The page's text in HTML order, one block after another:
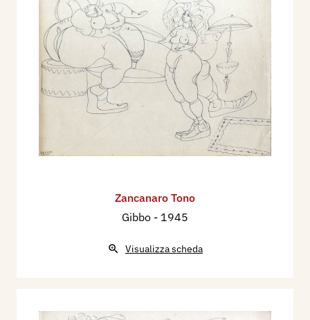
Zancanaro Tono
Gibbo - 1945
Visualizza scheda